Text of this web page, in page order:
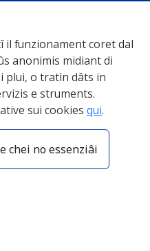
terminology
il funzionament coret dal
anonimis midiant di
plui, o tratìn dâts in
e struments.
sui cookies qui.
chei no essenziâi